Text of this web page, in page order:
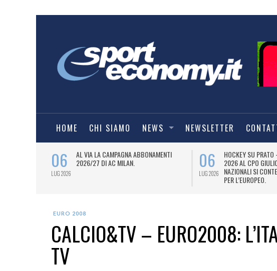
HOME CHI SIAMO NEWS NEWSLETTER
06
LUG 2026
AL VIA LA CAMPAGNA ABBONAMENTI
2026/27 DI AC MILAN.
06
LUG 2026
HOCKEY SU
2026 AL CPO
NAZIONALI SI
PER L’EUROPEO.
EURO 2008
CALCIO&TV – EURO2008:
TV